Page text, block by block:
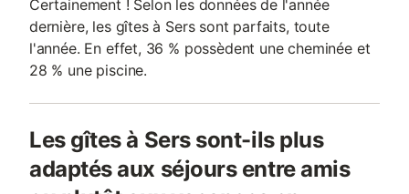
Certainement ! Selon les données de l'année
dernière, les gîtes à Sers sont parfaits, toute
l'année. En effet, 36 % possèdent une cheminée et
28 % une piscine.
Les gîtes à Sers sont-ils plus
adaptés aux séjours entre amis